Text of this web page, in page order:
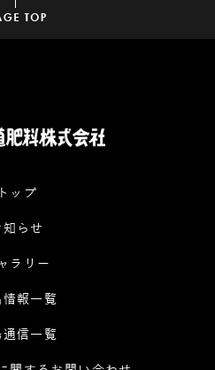
トップ
知らせ
ラリー
情報一覧
通信一覧